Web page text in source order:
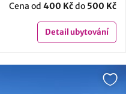
Cena od 400 Kčdo 500 Kč
Detailubytování